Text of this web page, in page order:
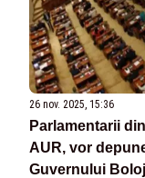
26 nov. 2025, 15:36
Parlamentarii
AUR, vor
Guvernului